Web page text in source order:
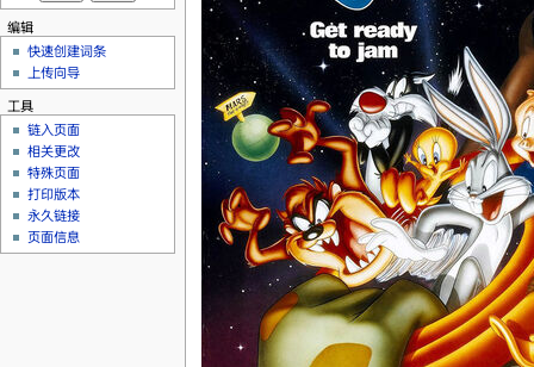
编辑
快速创建词条
上传向导
工具
链入页面
相关更改
特殊页面
打印版本
永久链接
页面信息